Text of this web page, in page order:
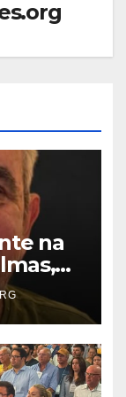
na
três